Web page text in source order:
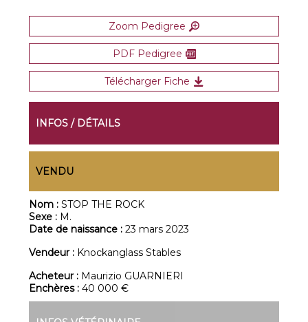
Zoom Pedigree
PDF Pedigree
Télécharger Fiche
INFOS / DÉTAILS
VENDU
Nom :STOP THE ROCK
Sexe : M.
Date de naissance :23 mars 2023
Vendeur : Knockanglass Stables
Acheteur : Maurizio GUARNIERI
Enchères :40 000 €